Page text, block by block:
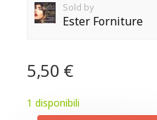
Sold by
Ester Forniture
5,50 €
1 disponibili